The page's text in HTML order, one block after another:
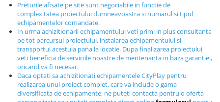
Ciclism
Street Workout
Terenuri Multisport
Trasee Ninja
Echipamente fitness
Mese de jocuri
MOBILIER URBAN
Garduri/Imprejmuiri
Preturile afisate pe site sunt negociabile in functie de
complexitatea proiectului dumneavoastra si numarul si tipul
echipamentelor comandate.
In urma achizitionarii echipamentului veti primi in plus consultanta
pe tot parcursul proiectului, instalarea echipamentului si
transportul acestuia pana la locatie. Dupa finalizarea proiectului
veti beneficia de serviciile noastre de mentenanta in baza garantiei,
oricand va fi necesar.
Daca optati sa achizitionati echipamentele CityPlay pentru
realizarea unui proiect complet, care va include o gama
diversificata de echipamente, ne puteti contacta pentru o oferta